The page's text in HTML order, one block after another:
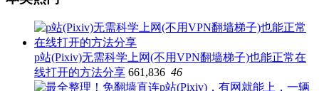
p站(Pixiv)无需科学上网(不用VPN翻墙梯子)也能正常在
线打开的方法分享 661,836 46